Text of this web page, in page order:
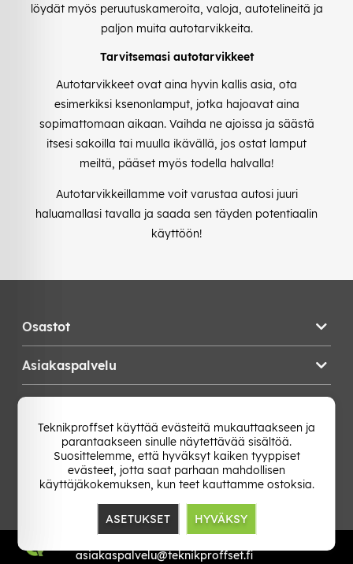
löydät myös peruutuskameroita, valoja, autotelineitä ja
paljon muita autotarvikkeita.
Tarvitsemasi autotarvikkeet
Autotarvikkeet ovat aina hyvin kallis asia, ota
esimerkiksi ksenonlamput, jotka hajoavat aina
sopimattomaan aikaan. Vaihda ne ajoissa ja säästä
itsesi sakoilla tai muulla ikävällä, jos ostat lamput
meiltä, pääset myös todella halvalla!
Autotarvikkeillamme voit varustaa autosi juuri
haluamallasi tavalla ja saada sen täyden potentiaalin
käyttöön!
Osastot
Asiakaspalvelu
Vaihda Maa
asiakaspalvelu@teknikproffset.fi
Teknikproffset käyttää evästeitä mukauttaakseen ja
parantaakseen sinulle näytettävää sisältöä.
Suosittelemme, että hyväksyt kaiken tyyppiset
evästeet, jotta saat parhaan mahdollisen
käyttäjäkokemuksen, kun teet kauttamme ostoksia.
ASETUKSET HYVÄKSY